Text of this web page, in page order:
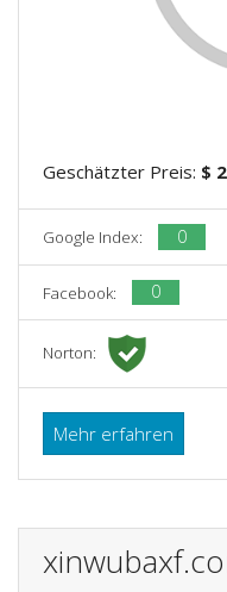
Geschätzter Preis: $
Google Index: 0
Facebook: 0
Norton:
Mehr erfahren